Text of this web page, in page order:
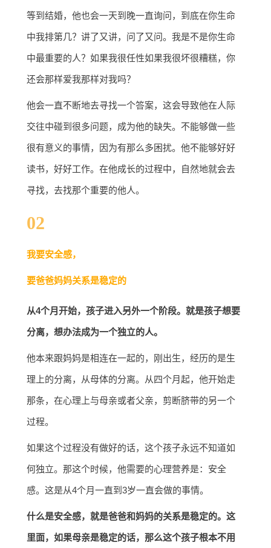
等到结婚，他也会一天到晚一直询问，到底在你生命
中我排第几？讲了又讲，问了又问。我是不是你生命
中最重要的人？如果我很任性如果我很坏很糟糕，你
还会那样爱我那样对我吗？
他会一直不断地去寻找一个答案，这会导致他在人际
交往中碰到很多问题，成为他的缺失。不能够做一些
很有意义的事情，因为有那么多困扰。他不能够好好
读书，好好工作。在他成长的过程中，自然地就会去
寻找，去找那个重要的他人。
02
我要安全感，
要爸爸妈妈关系是稳定的
从4个月开始，孩子进入另外一个阶段。就是孩子想要
分离，想办法成为一个独立的人。
他本来跟妈妈是相连在一起的，刚出生，经历的是生
理上的分离，从母体的分离。从四个月起，他开始走
那条，在心理上与母亲或者父亲，剪断脐带的另一个
过程。
如果这个过程没有做好的话，这个孩子永远不知道如
何独立。那这个时候，他需要的心理营养是：安全
感。这是从4个月一直到3岁一直会做的事情。
什么是安全感，就是爸爸和妈妈的关系是稳定的。这
里面，如果母亲是稳定的话，那么这个孩子根本不用